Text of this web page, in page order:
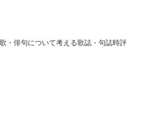
・俳句について考える歌誌・句誌時評